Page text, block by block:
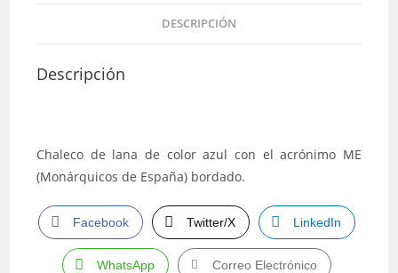
DESCRIPCIÓN
Descripción
Chaleco de lana de color azul con el acrónimo ME
(Monárquicos de España) bordado.
Facebook Twitter/X LinkedIn
WhatsApp Correo Electrónico